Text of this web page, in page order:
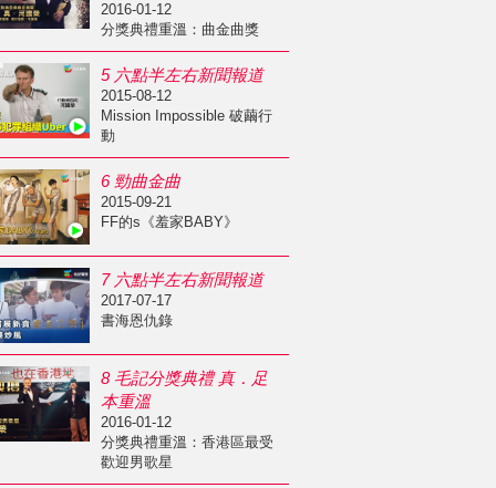
2016-01-12
分獎典禮重溫：曲金曲獎
5 六點半左右新聞報道
2015-08-12
Mission Impossible 破繭行
動
6 勁曲金曲
2015-09-21
FF的s《羞家BABY》
7 六點半左右新聞報道
2017-07-17
書海恩仇錄
8 毛記分獎典禮 真．足
本重溫
2016-01-12
分獎典禮重溫：香港區最受
歡迎男歌星